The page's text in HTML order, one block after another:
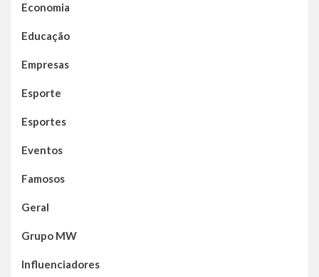
Economia
Educação
Empresas
Esporte
Esportes
Eventos
Famosos
Geral
Grupo MW
Influenciadores